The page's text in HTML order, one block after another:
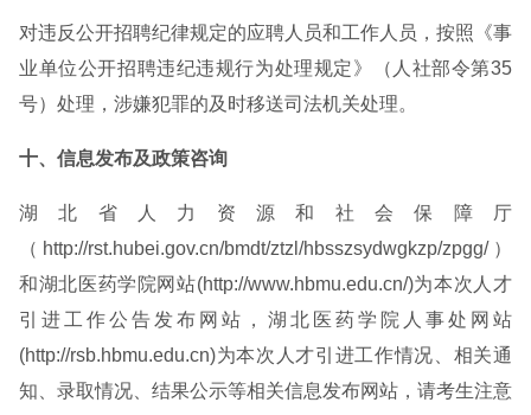
对违反公开招聘纪律规定的应聘人员和工作人员，按照《事
业单位公开招聘违纪违规行为处理规定》（人社部令第35
号）处理，涉嫌犯罪的及时移送司法机关处理。
十、信息发布及政策咨询
湖北省人力资源和社会保障厅
（http://rst.hubei.gov.cn/bmdt/ztzl/hbsszsydwgkzp/zpgg/）
和湖北医药学院网站(http://www.hbmu.edu.cn/)为本次人才
引进工作公告发布网站，湖北医药学院人事处网站
(http://rsb.hbmu.edu.cn)为本次人才引进工作情况、相关通
知、录取情况、结果公示等相关信息发布网站，请考生注意